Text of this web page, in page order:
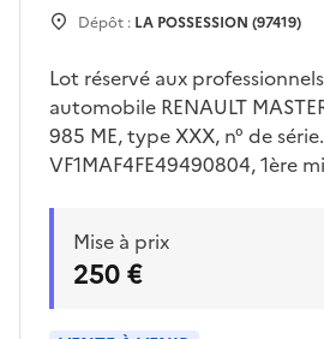
Dépôt : LA POSSESSION (97419)
Lot réservé aux
automobile RENAULT
985 ME, type XXX, n° de série
VF1MAF4FE49490804, 1ère
Absence de charnière de
porte latérale droite, genre
carrosserie AMBULANCE.
Mise à prix
250 €